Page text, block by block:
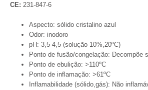
CE: 231-847-6
Aspecto: sólido cristalino azul
Odor: inodoro
pH: 3,5-4,5 (solução 10%,20ºC)
Ponto de fusão/congelação: Decompõe
Ponto de ebulição: >110ºC
Ponto de inflamação: >61ºC
Inflamabilidade (sólido,gás): Não